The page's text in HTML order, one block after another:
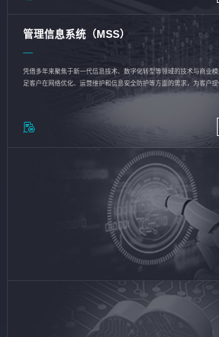
管理信息系统（MSS）
凭借多年来聚焦于新一代信息技术、数字化转型等领域的技术与商业
足客户在网络优化、运营维护和信息安全防护等方面的需求，为客户